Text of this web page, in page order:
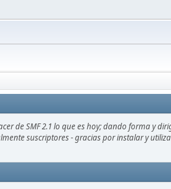
de SMF 2.1 lo que es hoy; dando forma y
suscriptores - gracias por instalar y